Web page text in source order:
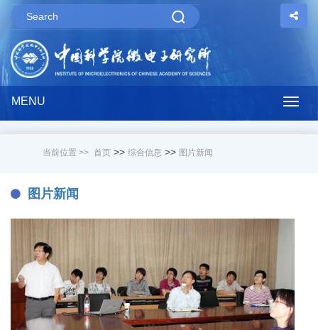
MENU
当前位置 >> 首页 >> 综合信息 >> 图片新闻
图片新闻